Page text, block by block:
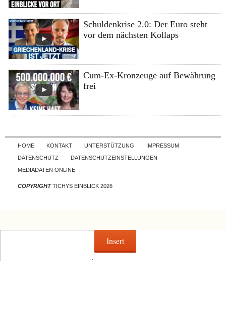
Schuldenkrise 2.0: Der Euro steht
vor dem nächsten Kollaps
Cum-Ex-Kronzeuge auf Bewährung
frei
Skip to content
HOME KONTAKT UNTERSTÜTZUNG
IMPRESSUM
DATENSCHUTZ
DATENSCHUTZEINSTELLUNGEN
MEDIADATEN ONLINE
COPYRIGHTTICHYS EINBLICK 2026
Insert